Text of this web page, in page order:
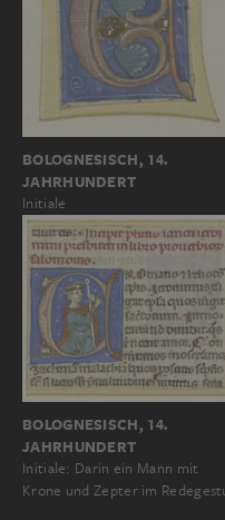
BOLOGNESISCH, 14.
JAHRHUNDERT
Initiale
BOLOGNESISCH, 14.
JAHRHUNDERT
Initiale: Darin ein Mann mit
Krone und Zepter im